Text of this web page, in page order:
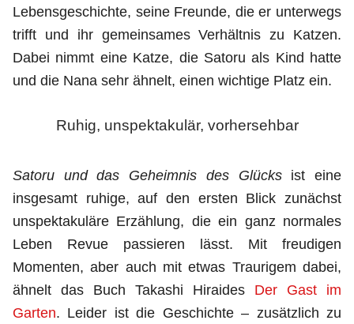
Lebensgeschichte, seine Freunde, die er unterwegs
trifft und ihr gemeinsames Verhältnis zu Katzen.
Dabei nimmt eine Katze, die Satoru als Kind hatte
und die Nana sehr ähnelt, einen wichtige Platz ein.
Ruhig, unspektakulär, vorhersehbar
Satoru und das Geheimnis des Glücksist eine
insgesamt ruhige, auf den ersten Blick zunächst
unspektakuläre Erzählung, die ein ganz normales
Leben Revue passieren lässt. Mit freudigen
Momenten, aber auch mit etwas Traurigem dabei,
ähnelt das Buch Takashi Hiraides Der Gast im
Garten. Leider ist die Geschichte – zusätzlich zu